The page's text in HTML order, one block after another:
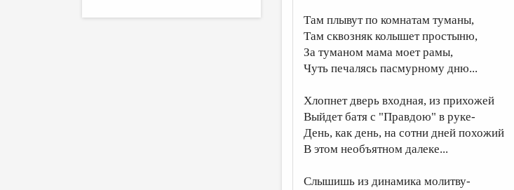
Там плывут по комнатам туманы,
Там сквозняк колышет простыню,
За туманом мама моет рамы,
Чуть печалясь пасмурному дню...
Хлопнет дверь входная, из прихожей
Выйдет батя с "Правдою" в руке-
День, как день, на сотни дней похожий
В этом необъятном далеке...
Слышишь из динамика молитву-